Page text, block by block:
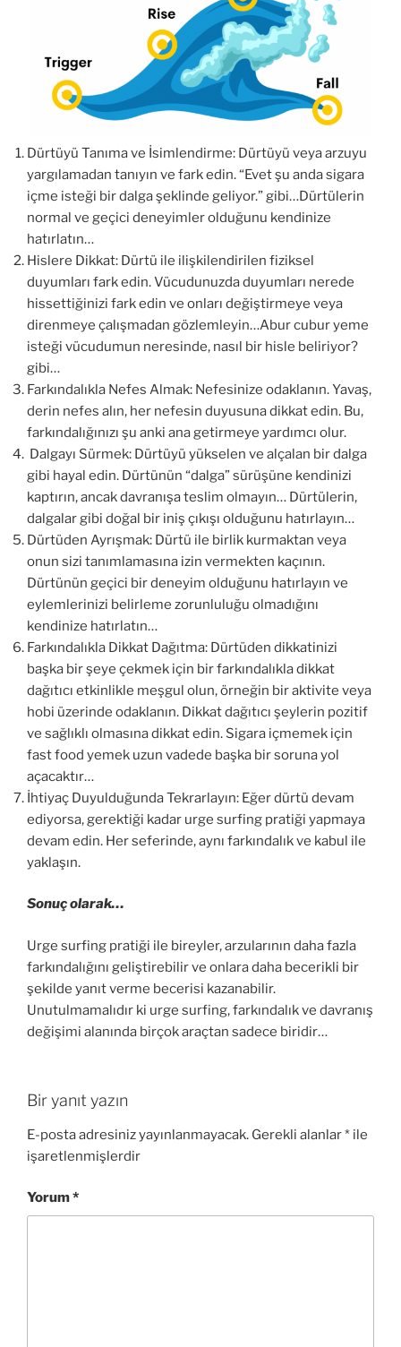
Dürtüyü Tanıma ve İsimlendirme: Dürtüyü veya arzuyu
yargılamadan tanıyın ve fark edin. “Evet şu anda sigara
içme isteği bir dalga şeklinde geliyor.” gibi…Dürtülerin
normal ve geçici deneyimler olduğunu kendinize
hatırlatın…
Hislere Dikkat: Dürtü ile ilişkilendirilen fiziksel
duyumları fark edin. Vücudunuzda duyumları nerede
hissettiğinizi fark edin ve onları değiştirmeye veya
direnmeye çalışmadan gözlemleyin…Abur cubur yeme
isteği vücudumun neresinde, nasıl bir hisle beliriyor?
gibi…
Farkındalıkla Nefes Almak: Nefesinize odaklanın. Yavaş,
derin nefes alın, her nefesin duyusuna dikkat edin. Bu,
farkındalığınızı şu anki ana getirmeye yardımcı olur.
Dalgayı Sürmek: Dürtüyü yükselen ve alçalan bir dalga
gibi hayal edin. Dürtünün “dalga” sürüşüne kendinizi
kaptırın, ancak davranışa teslim olmayın… Dürtülerin,
dalgalar gibi doğal bir iniş çıkışı olduğunu hatırlayın…
Dürtüden Ayrışmak: Dürtü ile birlik kurmaktan veya
onun sizi tanımlamasına izin vermekten kaçının.
Dürtünün geçici bir deneyim olduğunu hatırlayın ve
eylemlerinizi belirleme zorunluluğu olmadığını
kendinize hatırlatın…
Farkındalıkla Dikkat Dağıtma: Dürtüden dikkatinizi
başka bir şeye çekmek için bir farkındalıkla dikkat
dağıtıcı etkinlikle meşgul olun, örneğin bir aktivite veya
hobi üzerinde odaklanın. Dikkat dağıtıcı şeylerin pozitif
ve sağlıklı olmasına dikkat edin. Sigara içmemek için
fast food yemek uzun vadede başka bir soruna yol
açacaktır…
İhtiyaç Duyulduğunda Tekrarlayın: Eğer dürtü devam
ediyorsa, gerektiği kadar urge surfing pratiği yapmaya
devam edin. Her seferinde, aynı farkındalık ve kabul ile
yaklaşın.
Sonuç olarak…
Urge surfing pratiği ile bireyler, arzularının daha fazla
farkındalığını geliştirebilir ve onlara daha becerikli bir
şekilde yanıt verme becerisi kazanabilir.
Unutulmamalıdır ki urge surfing, farkındalık ve davranış
değişimi alanında birçok araçtan sadece biridir…
Bir yanıt yazın
E-posta adresiniz yayınlanmayacak. Gerekli alanlar* ile
işaretlenmişlerdir
Yorum*